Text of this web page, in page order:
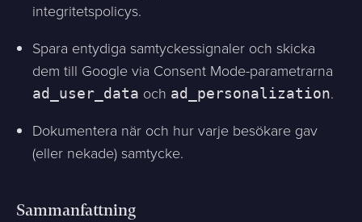
integritetspolicys.
Spara entydiga samtyckessignaler och skicka
dem till Google via Consent Mode-parametrarna
ad_user_data och ad_personalization.
Dokumentera när och hur varje besökare gav
(eller nekade) samtycke.
Sammanfattning